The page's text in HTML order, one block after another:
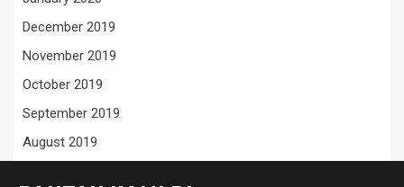
December 2019
November 2019
October 2019
September 2019
August 2019